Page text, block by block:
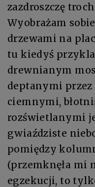
zazdroszczę
Wyobrażam
drzewami na
tu kiedyś
drewnianym
deptanymi
ciemnymi,
rozświetlanymi
gwiaździste
pomiędzy
(przemknęła mi
egzekucji, to